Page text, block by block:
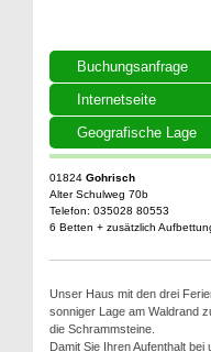
Buchungsanfrage
Internetseite
Geografische Lage
01824 Gohrisch
Alter Schulweg 70b
Telefon: 035028 80553
6 Betten + zusätzlich
Unser Haus mit den drei
sonniger Lage am Waldrand
die Schrammsteine.
Damit Sie Ihren Aufenthalt